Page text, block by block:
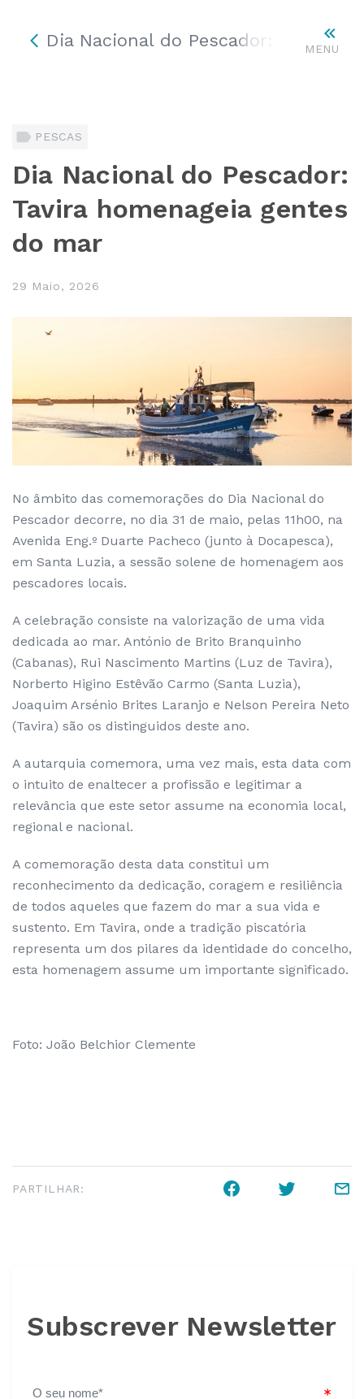
MENU
Dia Nacional do Pescador: Tavira
PESCAS
Dia Nacional do Pescador:
Tavira homenageia gentes
do mar
29 Maio, 2026
No âmbito das comemorações do Dia Nacional do
Pescador decorre, no dia 31 de maio, pelas 11h00, na
Avenida Eng.º Duarte Pacheco (junto à Docapesca),
em Santa Luzia, a sessão solene de homenagem aos
pescadores locais.
A celebração consiste na valorização de uma vida
dedicada ao mar. António de Brito Branquinho
(Cabanas), Rui Nascimento Martins (Luz de Tavira),
Norberto Higino Estêvão Carmo (Santa Luzia),
Joaquim Arsénio Brites Laranjo e Nelson Pereira Neto
(Tavira) são os distinguidos deste ano.
A autarquia comemora, uma vez mais, esta data com
o intuito de enaltecer a profissão e legitimar a
relevância que este setor assume na economia local,
regional e nacional.
A comemoração desta data constitui um
reconhecimento da dedicação, coragem e resiliência
de todos aqueles que fazem do mar a sua vida e
sustento. Em Tavira, onde a tradição piscatória
representa um dos pilares da identidade do concelho,
esta homenagem assume um importante significado.
Foto: João Belchior Clemente
PARTILHAR:
Subscrever Newsletter